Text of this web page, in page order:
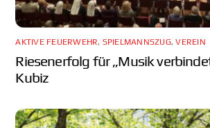
AKTIVE FEUERWEHR, SPIELMANNSZUG,VEREIN
Riesenerfolg für „Musik
Kubiz